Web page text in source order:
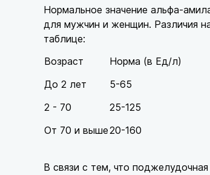
Нормальное значение альфа-
для мужчин и женщин. Различия
таблице:
Возраст
Норма (в Ед/л)
До 2 лет
5-65
2 - 70
25-125
От 70 и выше20-160
В связи с тем, что